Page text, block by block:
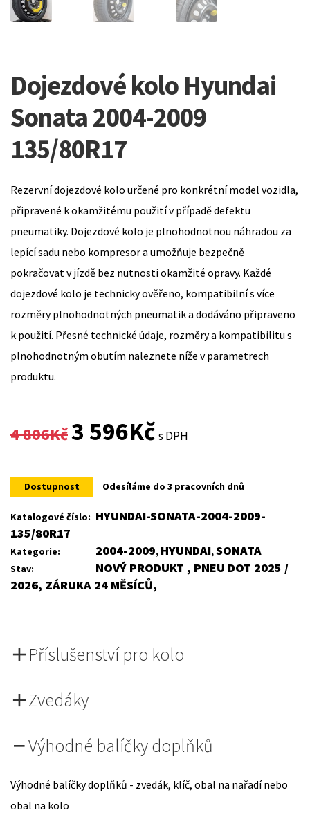
Dojezdové kolo Hyundai
Sonata 2004-2009
135/80R17
Rezervní dojezdové kolo určené pro konkrétní model vozidla,
připravené k okamžitému použití v případě defektu
pneumatiky. Dojezdové kolo je plnohodnotnou náhradou za
lepící sadu nebo kompresor a umožňuje bezpečně
pokračovat v jízdě bez nutnosti okamžité opravy. Každé
dojezdové kolo je technicky ověřeno, kompatibilní s více
rozměry plnohodnotných pneumatik a dodáváno připraveno
k použití. Přesné technické údaje, rozměry a kompatibilitu s
plnohodnotným obutím naleznete níže v parametrech
produktu.
4 806Kč
Original
was:
4
3 596KčCurrent
is:
3
s DPH
Dostupnost Odesíláme do 3 pracovních dnů
Katalogové číslo: HYUNDAI-SONATA-2004-2009-
135/80R17
Kategorie: 2004-2009, HYUNDAI,SONATA
Stav:
NOVÝ PRODUKT , PNEU DOT 2025 /
2026, ZÁRUKA 24 MĚSÍCŮ,
Příslušenství pro kolo
Zvedáky
Výhodné balíčky doplňků
Výhodné balíčky doplňků - zvedák, klíč, obal na nařadí nebo
obal na kolo